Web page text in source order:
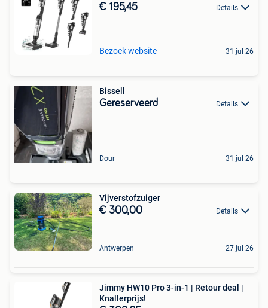
€ 195,45 Details
Bezoek website 31 jul 26
Bissell
Gereserveerd Details
Dour 31 jul 26
Vijverstofzuiger
€ 300,00 Details
Antwerpen 27 jul 26
Jimmy HW10 Pro 3-in-1 | Retour deal |
Knallerprijs!